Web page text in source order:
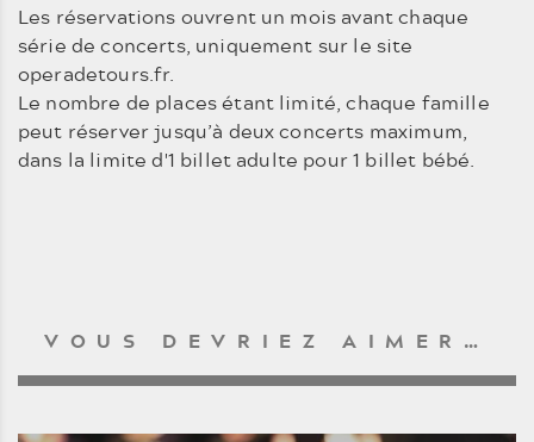
Les réservations ouvrent un mois avant chaque
série de concerts, uniquement sur le site
operadetours.fr.
Le nombre de places étant limité, chaque famille
peut réserver jusqu’à deux concerts maximum,
dans la limite d'1 billet adulte pour 1 billet bébé.
VOUS DEVRIEZ AIMER…